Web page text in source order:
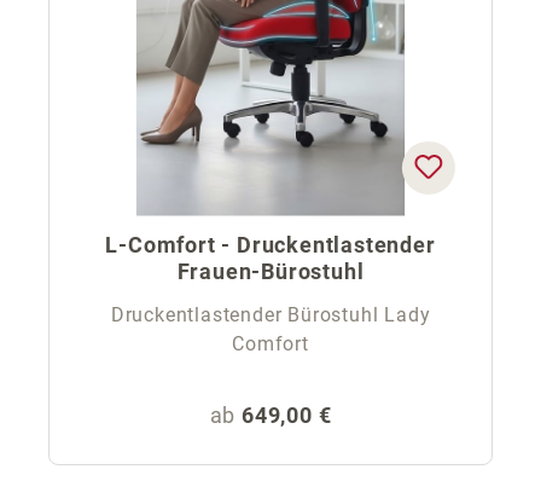
L-Comfort - Druckentlastender
Frauen-Bürostuhl
Druckentlastender Bürostuhl Lady
Comfort
Regulärer Preis:
ab 649,00 €